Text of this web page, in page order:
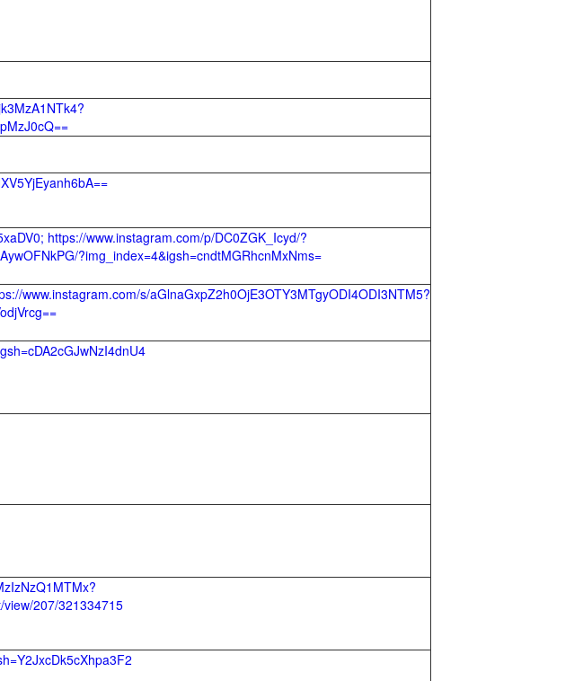
https://www.instagram.com/p/DC0ZGK_Icyd/?
?img_index=4&igsh=cndtMGRhcnMxNms=
www.instagram.com/s/aGlnaGxpZ2h0OjE3OTY3MTgyODI4ODI3NTM5?
207/321334715